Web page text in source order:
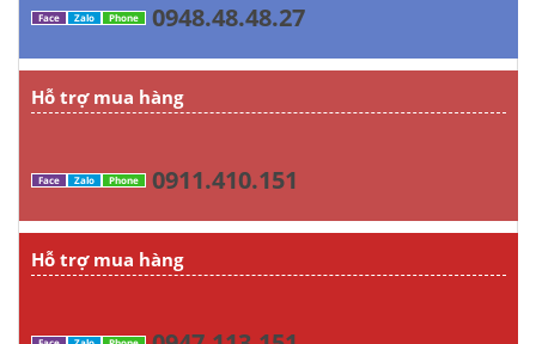
Face Zalo Phone 0948.48.48.27
Hỗ trợ mua hàng
Face Zalo Phone 0911.410.151
Hỗ trợ mua hàng